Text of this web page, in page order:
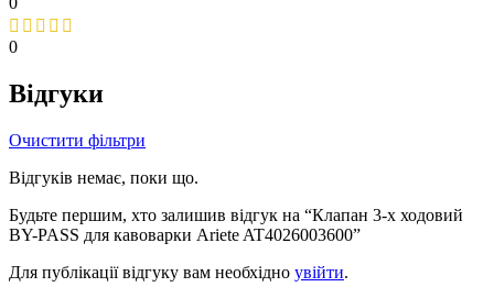
0
Відгуки
Очистити фільтри
Відгуків немає, поки що.
Будьте першим, хто залишив відгук на “Клапан 3-х ходовий
BY-PASS для кавоварки Ariete AT4026003600”
Для публікації відгуку вам необхідно увійти.